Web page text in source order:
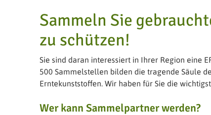
Sammeln Sie
zu schützen!
Sie sind daran interessiert in Ihrer Region eine
500 Sammelstellen bilden die tragende Säule
Erntekunststoffen. Wir haben für Sie die
Wer kann Sammelpartner werden?